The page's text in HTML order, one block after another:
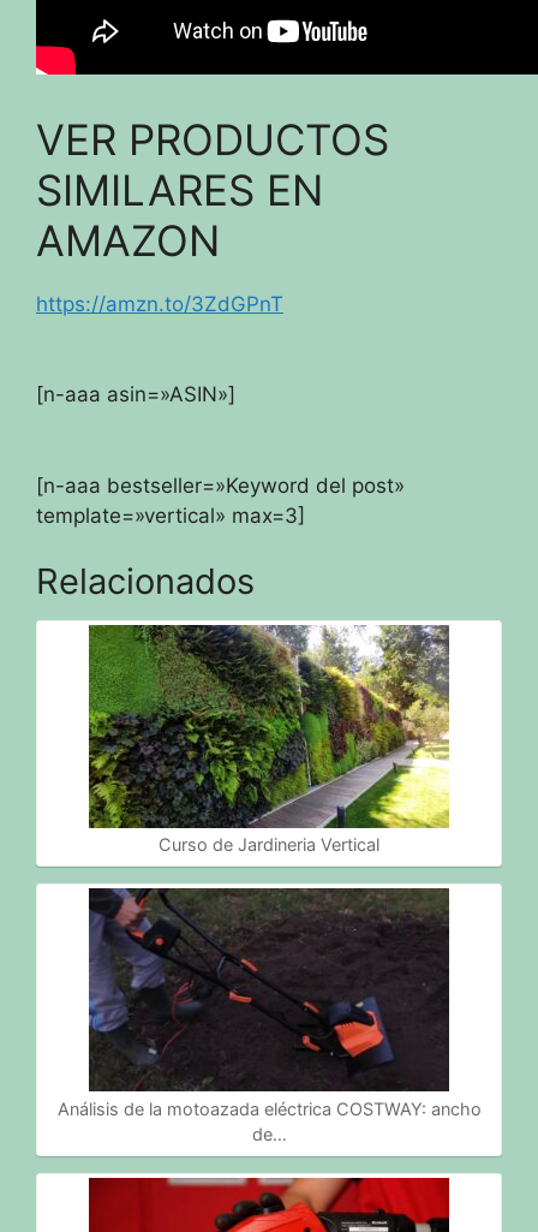
VER PRODUCTOS
SIMILARES EN
AMAZON
https://amzn.to/3ZdGPnT
[n-aaa asin=»ASIN»]
[n-aaa bestseller=»Keyword del post»
template=»vertical» max=3]
Relacionados
Curso de Jardineria Vertical
Análisis de la motoazada eléctrica COSTWAY: ancho
de…